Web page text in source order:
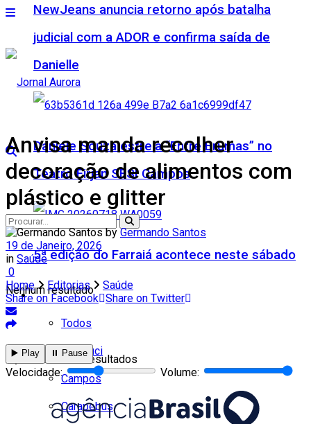
NewJeans anuncia retorno após batalha
judicial com a ADOR e confirma saída de
Danielle
Daniele Souza estreia “Entre Brumas” no
Teatro Firjan SESI Campos
5ª edição do Farraiá acontece neste sábado
Cidades
Todos
Cambuci
Campos
Carapebus
Nenhum resultado
Ver todos os resultados
Anvisa manda recolher
decoração de alimentos com
plástico e glitter
by Germando Santos
19 de Janeiro, 2026
in Saúde
0
Home
Editorias
Saúde
Share on Facebook Share on Twitter
▶️ Play ⏸️ Pause
Velocidade: Volume: